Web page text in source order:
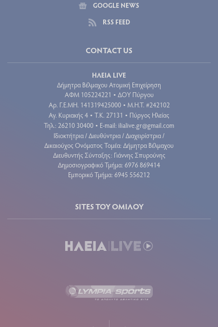
GOOGLE NEWS
RSS FEED
CONTACT US
ΗΛΕΙΑ LIVE
Δήμητρα Βέλμαχου Ατομική Επιχείρηση
ΑΦΜ 105224221 • ΔΟΥ Πύργου
Aρ. Γ.Ε.ΜΗ. 141319425000 • Μ.Η.Τ. #242102
Αγ. Κυριακής 4 • Τ.Κ. 27131 • Πύργος Ηλείας
Τηλ.: 26210 30400 • E-mail: ilialive.gr@gmail.com
Ιδιοκτήτρια / Διευθύντρια / Διαχειρίστρια /
Δικαιούχος Ονόματος Τομέα: Δήμητρα Βέλμαχου
Διευθυντής Σύνταξης: Γιάννης Σπυρούνης
Δημοσιογραφικό Τμήμα: 6976 869414
Εμπορικό Τμήμα: 6945 556212
SITES ΤΟΥ ΟΜΙΛΟΥ